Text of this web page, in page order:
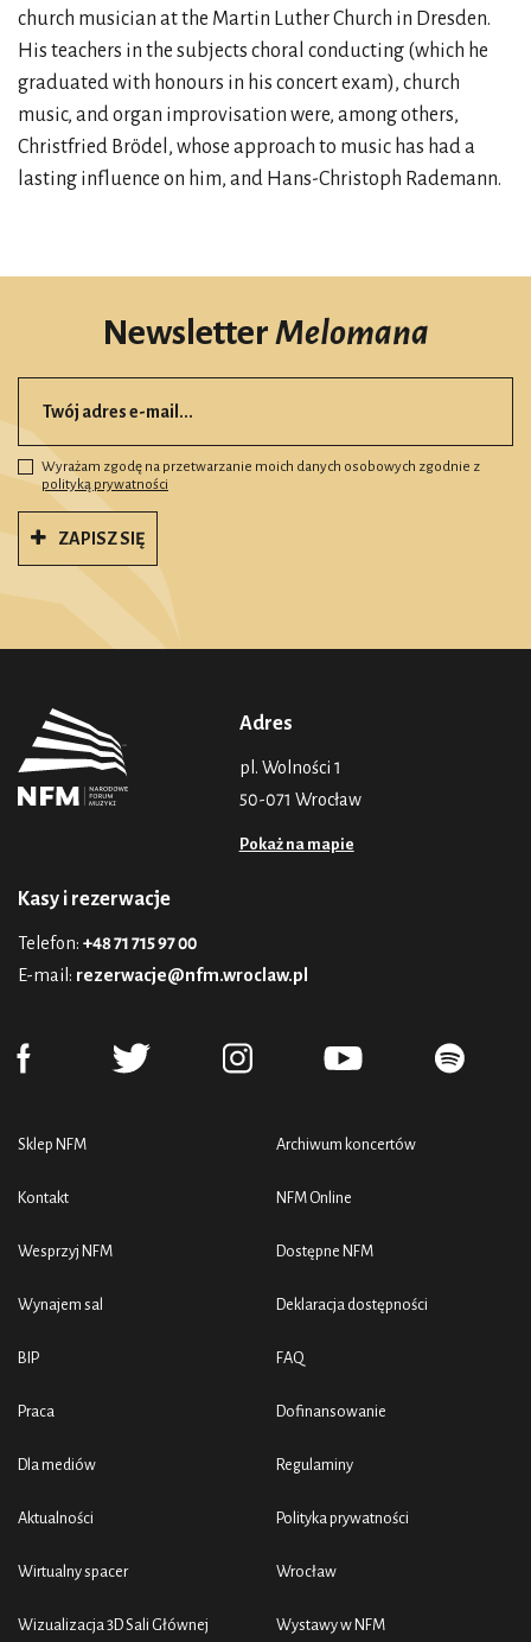
church musician at the Martin Luther Church in Dresden.
His teachers in the subjects choral conducting (which he
graduated with honours in his concert exam), church
music, and organ improvisation were, among others,
Christfried Brödel, whose approach to music has had a
lasting influence on him, and Hans-Christoph Rademann.
NewsletterMelomana
Wyrażam zgodę na przetwarzanie moich danych osobowych zgodnie z
polityką prywatności
ZAPISZ SIĘ
Adres
pl. Wolności 1
50-071 Wrocław
Pokaż na mapie
Kasy i rezerwacje
Telefon: +48 71 715 97 00
E-mail: rezerwacje@nfm.wroclaw.pl
Sklep NFM
Kontakt
Wesprzyj NFM
Wynajem sal
BIP
Praca
Dla mediów
Aktualności
Wirtualny spacer
Wizualizacja 3D Sali Głównej
Archiwum koncertów
NFM Online
Dostępne NFM
Deklaracja dostępności
FAQ
Dofinansowanie
Regulaminy
Polityka prywatności
Wrocław
Wystawy w NFM